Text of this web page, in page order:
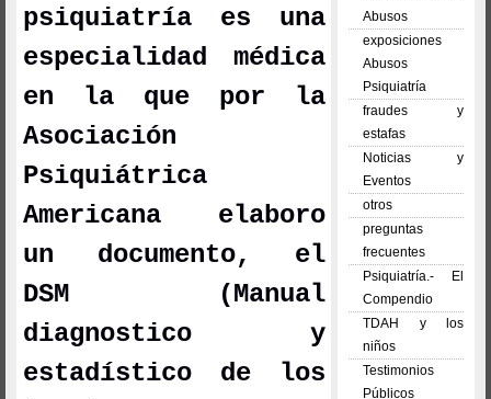
psiquiatría es una
especialidad médica
en la que por la
Asociación
Psiquiátrica
Americana elaboro
un documento, el
DSM (Manual
diagnostico y
estadístico de los
Abusos
exposiciones
Abusos
Psiquiatría
fraudes y
estafas
Noticias y
Eventos
otros
preguntas
frecuentes
Psiquiatría.- El
Compendio
TDAH y los
niños
Testimonios
Públicos